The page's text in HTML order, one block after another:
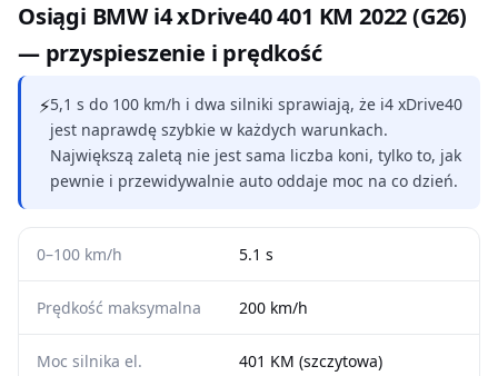
Osiągi BMW i4 xDrive40 401 KM 2022 (G26)
— przyspieszenie i prędkość
⚡5,1 s do 100 km/h i dwa silniki sprawiają, że i4 xDrive40
jest naprawdę szybkie w każdych warunkach.
Największą zaletą nie jest sama liczba koni, tylko to, jak
pewnie i przewidywalnie auto oddaje moc na co dzień.
0–100 km/h 5.1 s
Prędkość maksymalna 200 km/h
Moc silnika el. 401 KM (szczytowa)